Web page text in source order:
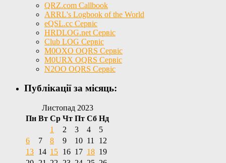
QRZ.com Callbook
ARRL's Logbook of the World
eQSL.cc Сервіс
HRDLOG.net Сервіс
Club LOG Сервіс
M0OXO OQRS Сервіс
M0URX OQRS Сервіс
N2OO OQRS Сервіс
Публікації за місяць:
Листопад 2023
Пн Вт Ср Чт Пт Сб Нд
1
2 3 4
5
6
7 8 9 10 11
12
13 14 15 16 17 18 19